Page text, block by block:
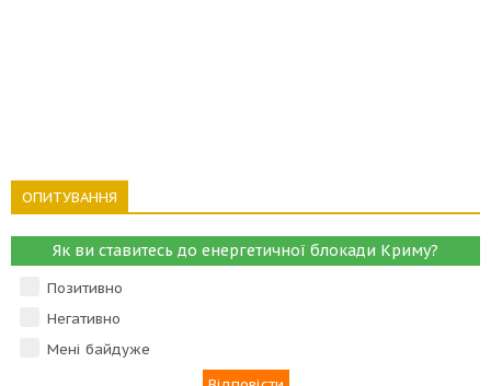
ОПИТУВАННЯ
Як ви ставитесь до енергетичної блокади Криму?
Позитивно
Негативно
Мені байдуже